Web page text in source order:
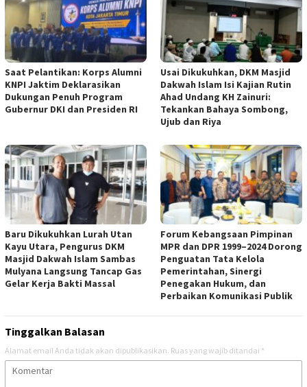
Saat Pelantikan: Korps Alumni
KNPI Jaktim Deklarasikan
Dukungan Penuh Program
Gubernur DKI dan Presiden RI
Usai Dikukuhkan, DKM Masjid
Dakwah Islam Isi Kajian Rutin
Ahad Undang KH Zainuri:
Tekankan Bahaya Sombong,
Ujub dan Riya
Baru Dikukuhkan Lurah Utan
Kayu Utara, Pengurus DKM
Masjid Dakwah Islam Sambas
Mulyana Langsung Tancap Gas
Gelar Kerja Bakti Massal
Forum Kebangsaan Pimpinan
MPR dan DPR 1999–2024 Dorong
Penguatan Tata Kelola
Pemerintahan, Sinergi
Penegakan Hukum, dan
Perbaikan Komunikasi Publik
Tinggalkan Balasan
Alamat email Anda tidak akan dipublikasikan. Ruas yang wajib ditandai *